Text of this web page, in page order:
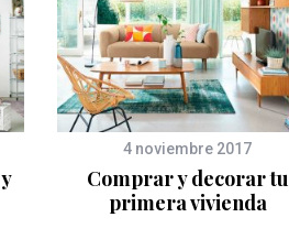
4 noviembre 2017
Comprar y decorar tu
primera vivienda